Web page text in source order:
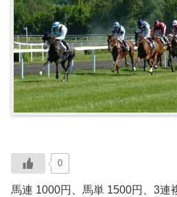
0
馬連 1000円、馬単 1500円、3連